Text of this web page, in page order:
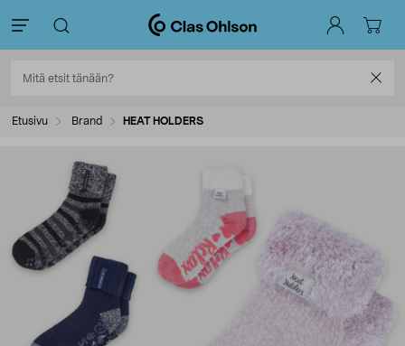
Etusivu Brand HEAT HOLDERS